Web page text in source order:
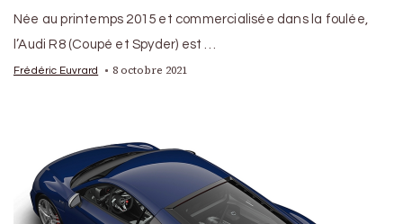
Née au printemps 2015 et commercialisée dans la foulée,
l’Audi R8 (Coupé et Spyder) est …
Frédéric Euvrard 8 octobre 2021